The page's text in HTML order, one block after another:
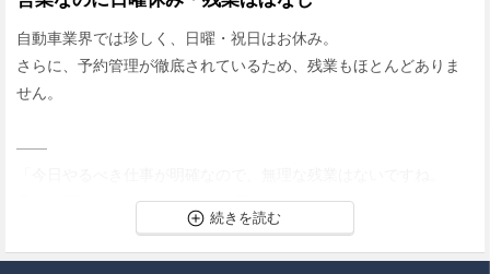
自動車業界では珍しく、日曜・祝日はお休み。
さらに、予約管理が徹底されているため、残業もほとんどありま
せん。
——
月10時間もいかないくらいだと思います。」